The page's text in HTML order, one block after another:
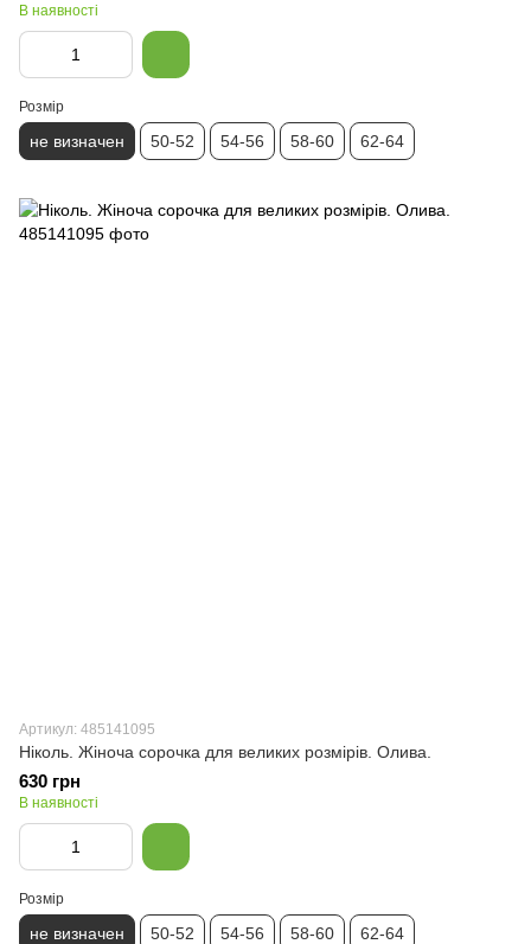
В наявності
Розмір
не визначен 50-52 54-56 58-60 62-64
Артикул: 485141095
Ніколь. Жіноча сорочка для великих розмірів. Олива.
630 грн
В наявності
Розмір
не визначен 50-52 54-56 58-60 62-64